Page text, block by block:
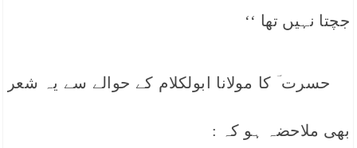
جچتا نہیں تھا ‘‘
حسرت ؔ کا مولانا ابولکلام کے حوالے سے یہ شعر
بھی ملاحضہ ہو کہ :